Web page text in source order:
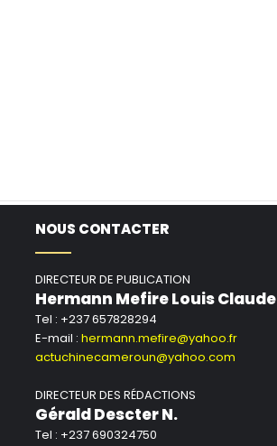
NOUS CONTACTER
DIRECTEUR DE PUBLICATION
Hermann Mefire Louis Claude
Tel : +237 657828294
E-mail : hermann.mefire@yahoo.fr
actuchinecameroun@yahoo.com
DIRECTEUR DES RÉDACTIONS
Gérald Descter N.
Tel : +237 690324750